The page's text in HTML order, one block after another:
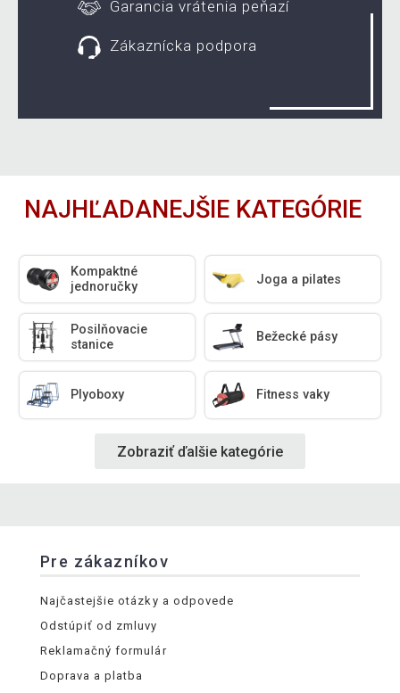
Garancia vrátenia peňazí
Zákaznícka podpora
NAJHĽADANEJŠIE KATEGÓRIE
Kompaktné
jednoručky
Joga a pilates
Posilňovacie
stanice
Bežecké pásy
Plyoboxy Fitness vaky
Zobraziť ďalšie kategórie
Pre zákazníkov
Najčastejšie otázky a odpovede
Odstúpiť od zmluvy
Reklamačný formulár
Doprava a platba